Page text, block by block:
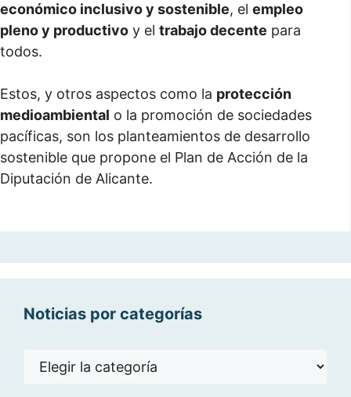
económico inclusivo y sostenible, el empleo
pleno y productivo y el trabajo decente para
todos.
Estos, y otros aspectos como la protección
medioambiental o la promoción de sociedades
pacíficas, son los planteamientos de desarrollo
sostenible que propone el Plan de Acción de la
Diputación de Alicante.
Noticias por categorías
Noticias